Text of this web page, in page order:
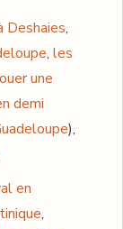
Deshaies,
, les
une
demi
),
en
,